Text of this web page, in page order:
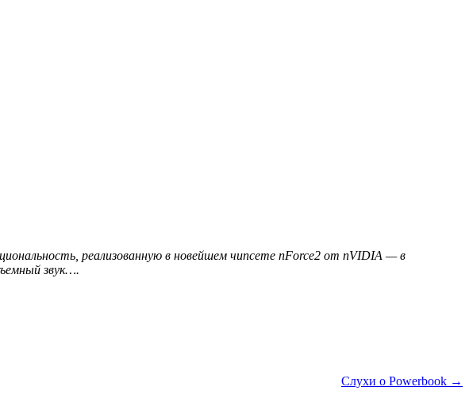
реализованную в новейшем чипсете nForce2 от nVIDIA — в
звук….
Слухи о Powerbook →